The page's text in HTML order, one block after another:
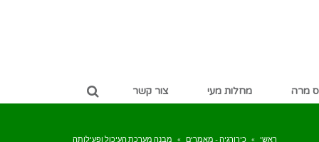
מרה מחלות מעי צור קשר
ראשי » כירורגיה - מאמרים » מבנה מערכת העיכול ופעילותה